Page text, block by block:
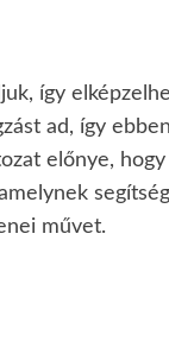
így
ad, így
előnye,
művet.